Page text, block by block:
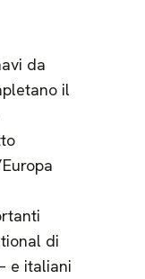
da
il
di
e italiani